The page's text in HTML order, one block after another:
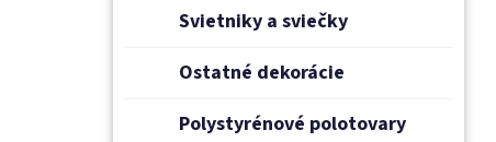
Svietniky a sviečky
Ostatné dekorácie
Polystyrénové polotovary